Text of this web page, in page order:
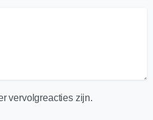
vervolgreacties zijn.